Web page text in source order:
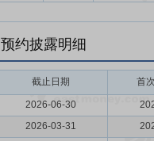
预约披露明细
截止日期 首
2026-06-30
2026-03-31